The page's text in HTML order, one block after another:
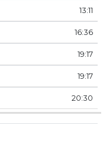
13:11
16:36
19:17
19:17
20:30